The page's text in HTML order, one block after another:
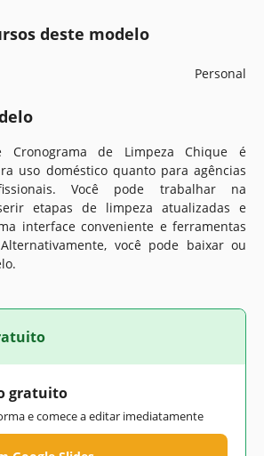
deste modelo
Personal
Cronograma de Limpeza Chique é
uso doméstico quanto para agências
Você pode trabalhar na
etapas de limpeza atualizadas e
interface conveniente e ferramentas
você pode baixar ou
gratuito
e comece a editar imediatamente